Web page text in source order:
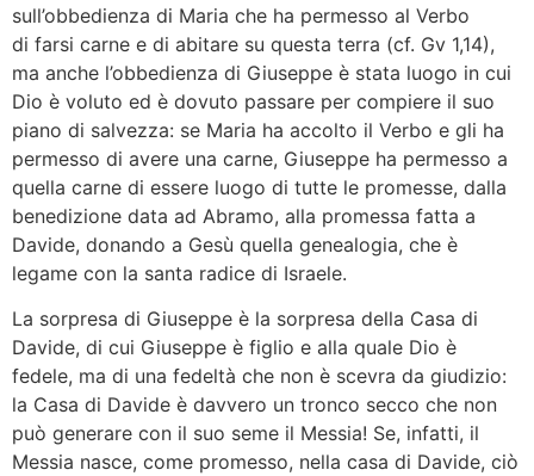
sull’obbedienza di Maria che ha permesso al Verbo
di farsi carne e di abitare su questa terra (cf. Gv 1,14),
ma anche l’obbedienza di Giuseppe è stata luogo in cui
Dio è voluto ed è dovuto passare per compiere il suo
piano di salvezza: se Maria ha accolto il Verbo e gli ha
permesso di avere una carne, Giuseppe ha permesso a
quella carne di essere luogo di tutte le promesse, dalla
benedizione data ad Abramo, alla promessa fatta a
Davide, donando a Gesù quella genealogia, che è
legame con la santa radice di Israele.
La sorpresa di Giuseppe è la sorpresa della Casa di
Davide, di cui Giuseppe è figlio e alla quale Dio è
fedele, ma di una fedeltà che non è scevra da giudizio:
la Casa di Davide è davvero un tronco secco che non
può generare con il suo seme il Messia! Se, infatti, il
Messia nasce, come promesso, nella casa di Davide, ciò